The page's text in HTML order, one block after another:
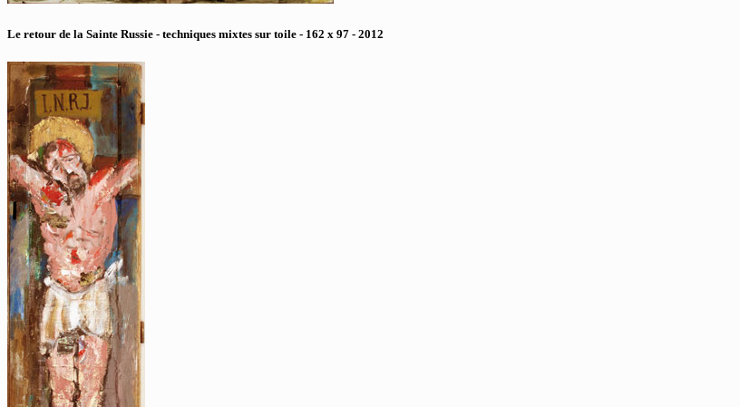
Le retour de la Sainte Russie - techniques mixtes sur toile - 162 x 97 - 2012